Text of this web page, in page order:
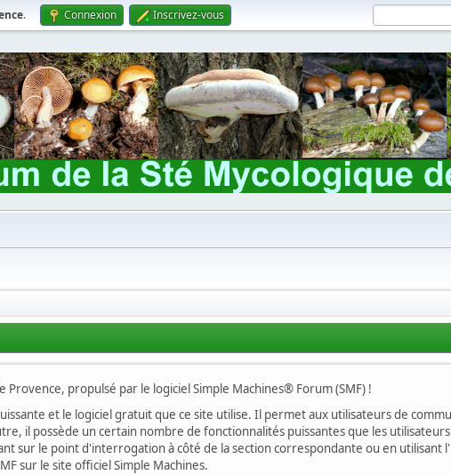
. Connexion Inscrivez-vous
propulsé par le logiciel Simple Machines® Forum (SMF) !
et le logiciel gratuit que ce site utilise. Il permet aux utilisateurs de
il possède un certain nombre de fonctionnalités puissantes que les
sur le point d'interrogation à côté de la section correspondante ou en utilisant
sur le site officiel Simple Machines.